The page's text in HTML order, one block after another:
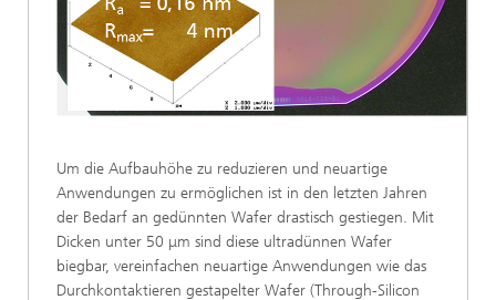
Um die Aufbauhöhe zu reduzieren und neuartige
Anwendungen zu ermöglichen ist in den letzten Jahren
der Bedarf an gedünnten Wafer drastisch gestiegen. Mit
Dicken unter 50 μm sind diese ultradünnen Wafer
biegbar, vereinfachen neuartige Anwendungen wie das
Durchkontaktieren gestapelter Wafer (Through-Silicon